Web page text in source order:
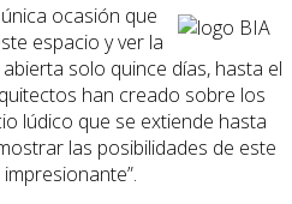
ocasión que
espacio y ver la
solo quince días, hasta el
han creado sobre los
lúdico que se extiende hasta
las posibilidades de este